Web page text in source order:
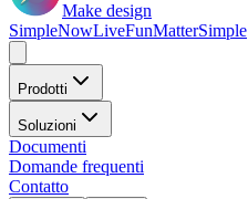
Make design
SimpleNowLiveFunMatterSimple
Prodotti
Soluzioni
Documenti
Domande frequenti
Contatto